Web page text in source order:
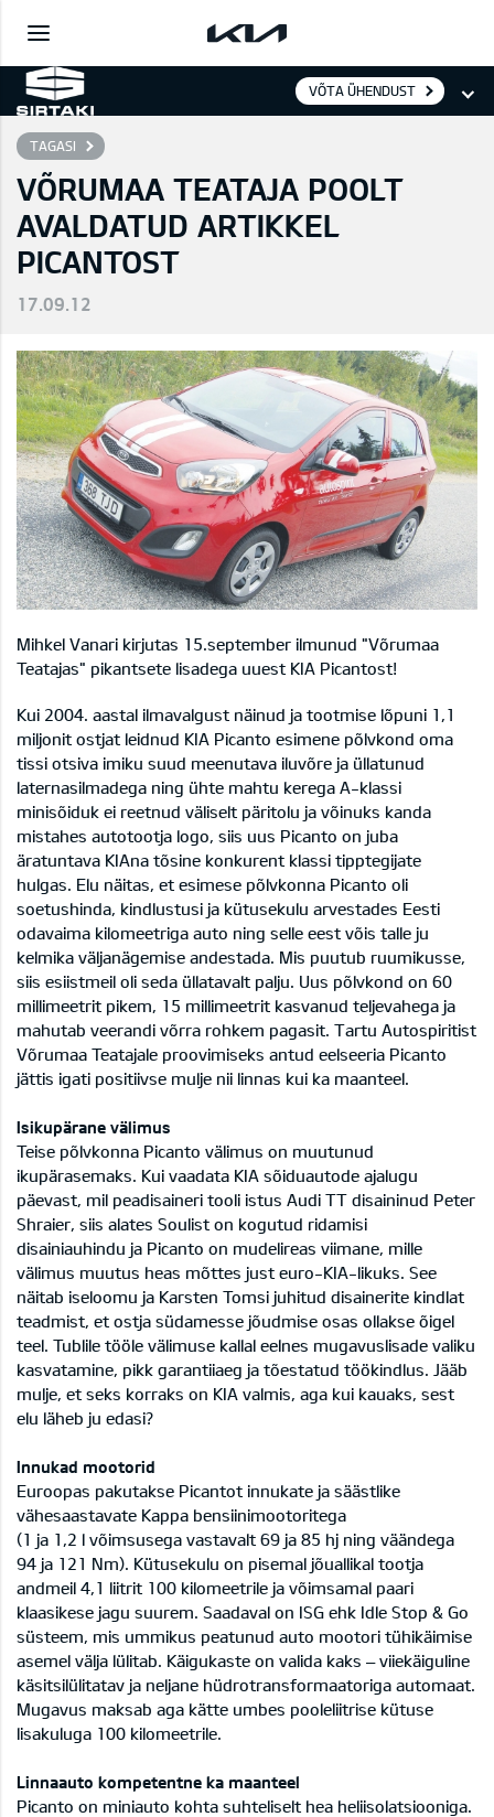
VÕTA ÜHENDUST
TAGASI
VÕRUMAA TEATAJA POOLT
AVALDATUD ARTIKKEL
PICANTOST
17.09.12
Mihkel Vanari kirjutas 15.september ilmunud "Võrumaa
Teatajas" pikantsete lisadega uuest KIA Picantost!
Kui 2004. aastal ilmavalgust näinud ja tootmise lõpuni 1,1
miljonit ostjat leidnud KIA Picanto esimene põlvkond oma
tissi otsiva imiku suud meenutava iluvõre ja üllatunud
laternasilmadega ning ühte mahtu kerega A-klassi
minisõiduk ei reetnud väliselt päritolu ja võinuks kanda
mistahes autotootja logo, siis uus Picanto on juba
äratuntava KIAna tõsine konkurent klassi tipptegijate
hulgas. Elu näitas, et esimese põlvkonna Picanto oli
soetushinda, kindlustusi ja kütusekulu arvestades Eesti
odavaima kilomeetriga auto ning selle eest võis talle ju
kelmika väljanägemise andestada. Mis puutub ruumikusse,
siis esiistmeil oli seda üllatavalt palju. Uus põlvkond on 60
millimeetrit pikem, 15 millimeetrit kasvanud teljevahega ja
mahutab veerandi võrra rohkem pagasit. Tartu Autospiritist
Võrumaa Teatajale proovimiseks antud eelseeria Picanto
jättis igati positiivse mulje nii linnas kui ka maanteel.
Isikupärane välimus
Teise põlvkonna Picanto välimus on muutunud
ikupärasemaks. Kui vaadata KIA sõiduautode ajalugu
päevast, mil peadisaineri tooli istus Audi TT disaininud Peter
Shraier, siis alates Soulist on kogutud ridamisi
disainiauhindu ja Picanto on mudelireas viimane, mille
välimus muutus heas mõttes just euro-KIA-likuks. See
näitab iseloomu ja Karsten Tomsi juhitud disainerite kindlat
teadmist, et ostja südamesse jõudmise osas ollakse õigel
teel. Tublile tööle välimuse kallal eelnes mugavuslisade valiku
kasvatamine, pikk garantiiaeg ja tõestatud töökindlus. Jääb
mulje, et seks korraks on KIA valmis, aga kui kauaks, sest
elu läheb ju edasi?
Innukad mootorid
Euroopas pakutakse Picantot innukate ja säästlike
vähesaastavate Kappa bensiinimootoritega
(1 ja 1,2 l võimsusega vastavalt 69 ja 85 hj ning väändega
94 ja 121 Nm). Kütusekulu on pisemal jõuallikal tootja
andmeil 4,1 liitrit 100 kilomeetrile ja võimsamal paari
klaasikese jagu suurem. Saadaval on ISG ehk Idle Stop & Go
süsteem, mis ummikus peatunud auto mootori tühikäimise
asemel välja lülitab. Käigukaste on valida kaks – viiekäiguline
käsitsilülitatav ja neljane hüdrotransformaatoriga automaat.
Mugavus maksab aga kätte umbes pooleliitrise kütuse
lisakuluga 100 kilomeetrile.
Linnaauto kompetentne ka maanteel
Picanto on miniauto kohta suhteliselt hea heliisolatsiooniga.